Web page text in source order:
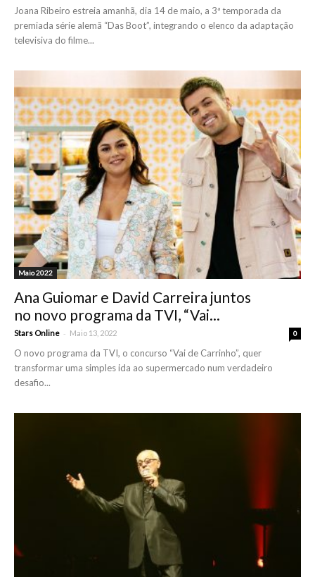
Joana Ribeiro estreia amanhã, dia 14 de maio, a 3ª temporada da
premiada série alemã “Das Boot”, integrando o elenco da adaptação
televisiva do filme...
Maio 2022
Ana Guiomar e David Carreira juntos
no novo programa da TVI, “Vai...
Stars Online - Maio 13, 2022 0
O novo programa da TVI, o concurso “Vai de Carrinho”, quer
transformar uma simples ida ao supermercado num verdadeiro
desafio...